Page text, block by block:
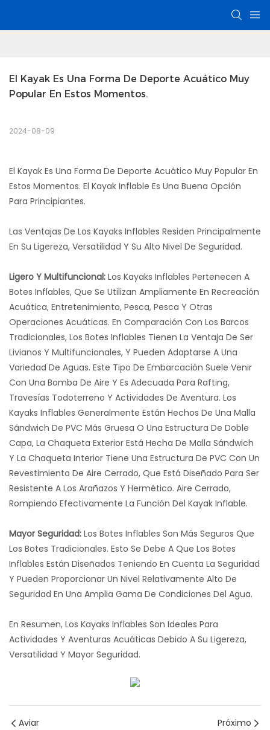
El Kayak Es Una Forma De Deporte Acuático Muy
Popular En Estos Momentos.
2024-08-09
El Kayak Es Una Forma De Deporte Acuático Muy Popular En
Estos Momentos. El Kayak Inflable Es Una Buena Opción
Para Principiantes.
Las Ventajas De Los Kayaks Inflables Residen Principalmente
En Su Ligereza, Versatilidad Y Su Alto Nivel De Seguridad.
Ligero Y Multifuncional: Los Kayaks Inflables Pertenecen A
Botes Inflables, Que Se Utilizan Ampliamente En Recreación
Acuática, Entretenimiento, Pesca, Pesca Y Otras
Operaciones Acuáticas. En Comparación Con Los Barcos
Tradicionales, Los Botes Inflables Tienen La Ventaja De Ser
Livianos Y Multifuncionales, Y Pueden Adaptarse A Una
Variedad De Aguas. Este Tipo De Embarcación Suele Venir
Con Una Bomba De Aire Y Es Adecuada Para Rafting,
Travesías Todoterreno Y Actividades De Aventura. Los
Kayaks Inflables Generalmente Están Hechos De Una Malla
Sándwich De PVC Más Gruesa O Una Estructura De Doble
Capa, La Chaqueta Exterior Está Hecha De Malla Sándwich
Y La Chaqueta Interior Tiene Una Estructura De PVC Con Un
Revestimiento De Aire Cerrado, Que Está Diseñado Para Ser
Resistente A Los Arañazos Y Hermético. Aire Cerrado,
Rompiendo Efectivamente La Función Del Kayak Inflable.
Mayor Seguridad: Los Botes Inflables Son Más Seguros Que
Los Botes Tradicionales. Esto Se Debe A Que Los Botes
Inflables Están Diseñados Teniendo En Cuenta La Seguridad
Y Pueden Proporcionar Un Nivel Relativamente Alto De
Seguridad En Una Amplia Gama De Condiciones Del Agua.
En Resumen, Los Kayaks Inflables Son Ideales Para
Actividades Y Aventuras Acuáticas Debido A Su Ligereza,
Versatilidad Y Mayor Seguridad.
Aviar Próximo